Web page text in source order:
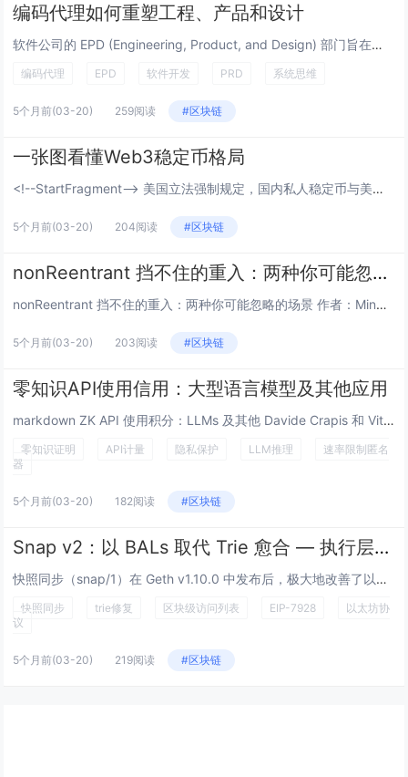
编码代理如何重塑工程、产品和设计
软件公司的 EPD (Engineering, Product, and Design) 部门旨在创建优质软件。尽管...
编码代理 EPD 软件开发 PRD 系统思维
5个月前(03-20) 259阅读 #区块链
一张图看懂Web3稳定币格局
<!--StartFragment--> 美国立法强制规定，国内私人稳定币与美元国债挂钩，换汤不换药，...
5个月前(03-20) 204阅读 #区块链
nonReentrant 挡不住的重入：两种你可能忽略的场景
nonReentrant 挡不住的重入：两种你可能忽略的场景 作者：Mingyang Fan (@SymmaTe...
5个月前(03-20) 203阅读 #区块链
零知识API使用信用：大型语言模型及其他应用
markdown ZK API 使用积分：LLMs 及其他 Davide Crapis 和 Vitalik Bute...
零知识证明 API计量 隐私保护 LLM推理
速率限制匿名
器
5个月前(03-20) 182阅读 #区块链
Snap v2：以 BALs 取代 Trie 愈合 — 执行层研究
快照同步（snap/1）在 Geth v1.10.0 中发布后，极大地改善了以太坊节点的同步。但它有一个众所周知的阿喀琉...
快照同步 trie修复 区块级访问列表 EIP-7928
以太坊协
议
5个月前(03-20) 219阅读 #区块链